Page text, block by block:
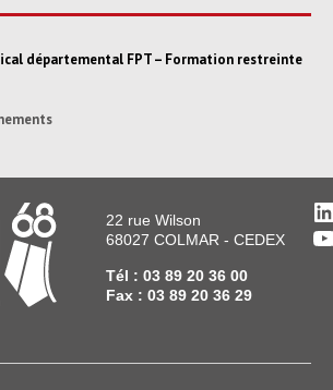
départemental FPT – Formation restreinte
22 rue Wilson
68027 COLMAR - CEDEX
Tél : 03 89 20 36 00
Fax : 03 89 20 36 29